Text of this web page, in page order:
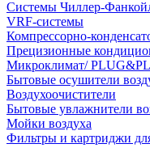
Системы Чиллер-
VRF-системы
Компрессорно-
Прецизионные
Микроклимат/
Бытовые осушители
Воздухоочистители
Бытовые увлажнители
Мойки воздуха
Фильтры и картриджи